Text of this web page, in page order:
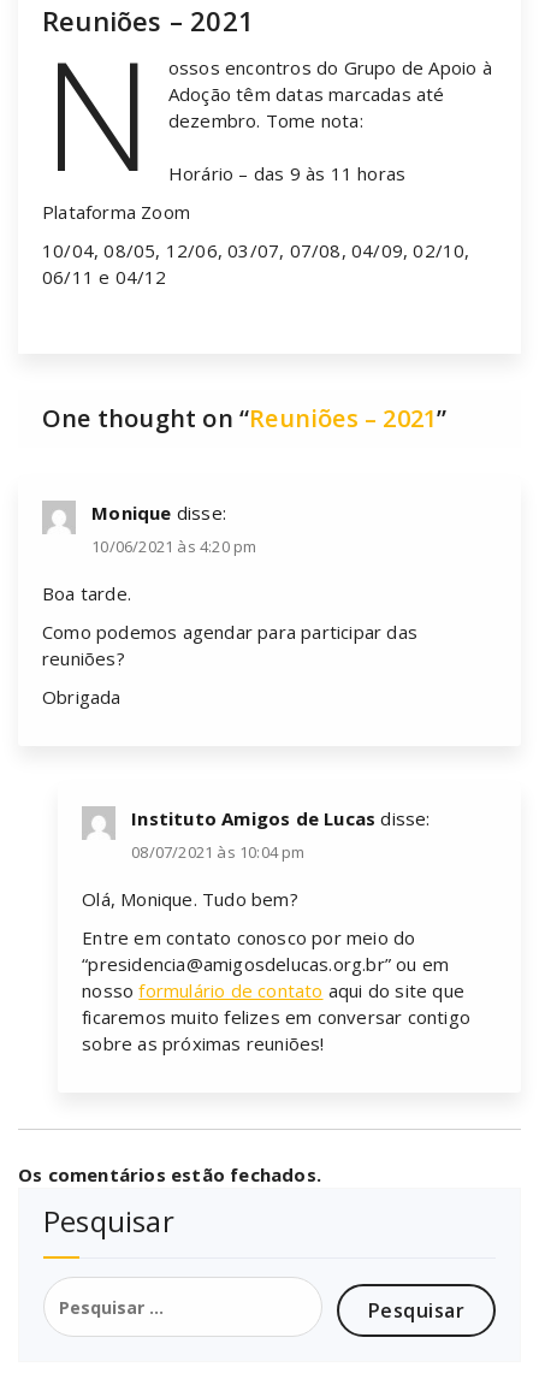
Reuniões – 2021
N
ossos encontros do Grupo de Apoio à
Adoção têm datas marcadas até
dezembro. Tome nota:
Horário – das 9 às 11 horas
Plataforma Zoom
10/04, 08/05, 12/06, 03/07, 07/08, 04/09, 02/10,
06/11 e 04/12
One thought on “Reuniões – 2021”
Monique disse:
10/06/2021 às 4:20 pm
Boa tarde.
Como podemos agendar para participar das
reuniões?
Obrigada
Instituto Amigos de Lucas disse:
08/07/2021 às 10:04 pm
Olá, Monique. Tudo bem?
Entre em contato conosco por meio do
“presidencia@amigosdelucas.org.br” ou em
nossoformulário de contato aqui do site que
ficaremos muito felizes em conversar contigo
sobre as próximas reuniões!
Os comentários estão fechados.
Pesquisar
Pesquisar
por: